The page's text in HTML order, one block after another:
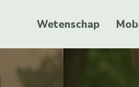
Wetenschap